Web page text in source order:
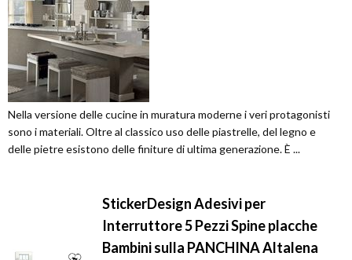
Nella versione delle cucine in muratura moderne i veri protagonisti
sono i materiali. Oltre al classico uso delle piastrelle, del legno e
delle pietre esistono delle finiture di ultima generazione. È ...
StickerDesign Adesivi per
Interruttore 5 Pezzi Spine placche
Bambini sulla PANCHINA Altalena